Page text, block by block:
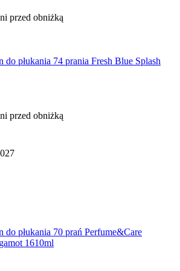
przed obniżką
do płukania 74 prania Fresh Blue Splash
przed obniżką
do płukania 70 prań Perfume&Care
1610ml